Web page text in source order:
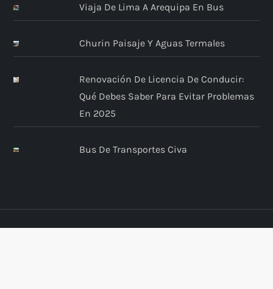
Viaja De Lima A Arequipa En Bus
Churin Paisaje Y Aguas Termales
Renovación De Licencia De Conducir:
Qué Debes Saber Para Evitar Problemas
En 2025
Bus De Transportes Civa